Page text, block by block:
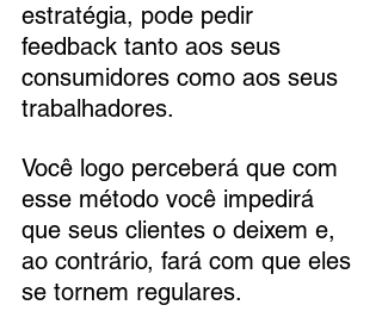
estratégia, pode pedir
feedback tanto aos seus
consumidores como aos seus
trabalhadores.
Você logo perceberá que com
esse método você impedirá
que seus clientes o deixem e,
ao contrário, fará com que eles
se tornem regulares.